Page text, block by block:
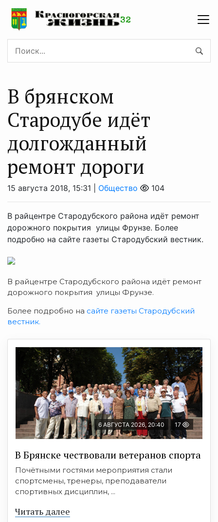
В брянском
Стародубе идёт
долгожданный
ремонт дороги
15 августа 2018, 15:31 | Общество 104
В райцентре Стародубского района идёт ремонт
дорожного покрытия улицы Фрунзе. Более
подробно на сайте газеты Стародубский вестник.
В райцентре Стародубского района идёт ремонт
дорожного покрытия улицы Фрунзе.
Более подробно на сайте газеты Стародубский
вестник.
6 АВГУСТА 2026, 20:40 17
В Брянске чествовали ветеранов спорта
Почётными гостями мероприятия стали
спортсмены, тренеры, преподаватели
спортивных дисциплин, ...
Читать далее